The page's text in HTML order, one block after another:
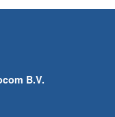
B.V.